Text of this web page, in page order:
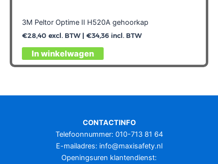
3M Peltor Optime II H520A gehoorkap
€28,40excl. BTW | €34,36incl. BTW
In winkelwagen
CONTACTINFO
Telefoonnummer: 010-713 81 64
E-mailadres: info@maxisafety.nl
Openingsuren klantendienst: